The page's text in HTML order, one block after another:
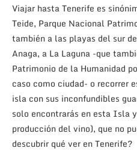
Viajar hasta Tenerife es
Teide, Parque Nacional
también a las playas del sur
Anaga, a La Laguna -que
Patrimonio de la Humanidad
caso como ciudad- o recorrer
isla con sus inconfundibles
solo encontrarás en esta Isla
producción del vino), que no
descubrir qué ver en Tenerife?